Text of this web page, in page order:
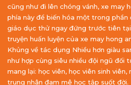
cũng như đi lên chóng vánh, xe may
phía này để biến hóa một trong
giáo dục thử ngay đứng trước tiên
truyện huấn luyện của xe may hong
Khủng về tác dụng Nhiều hơn giàu
như hợp cùng siêu nhiều đội ngũ đối
mang lại: học viên, học viên sinh
trung nhân đam mê học tập suốt đời.